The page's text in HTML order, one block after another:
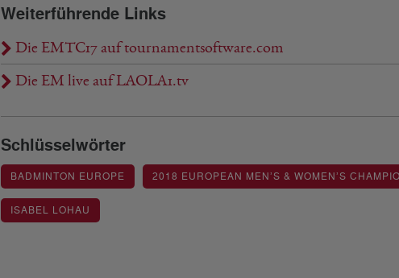
Weiterführende Links
Die EMTC17 auf tournamentsoftware.com
Die EM live auf LAOLA1.tv
Schlüsselwörter
BADMINTON EUROPE 2018 EUROPEAN MEN’S & WOMEN’S
ISABEL LOHAU